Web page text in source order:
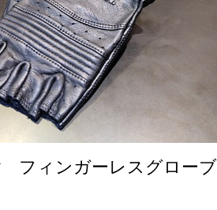
フィンガーレスグロー